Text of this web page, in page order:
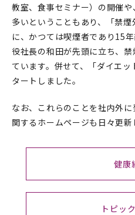
教室、食事セミナー）の開催
多いということもあり、「禁
に、かつては喫煙者であり15
役社長の和田が先頭に立ち、
ています。併せて、「ダイエ
タートしました。
なお、これらのことを社内外
関するホームページも日々更新
健康
トピッ